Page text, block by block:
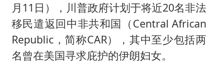
王艺迪无缘横滨赛决赛
泰国：高度重视中国游客旅游体验
上海大部迎大暴雨
《龙餐馆》 冲奖
月11日），川普政府计划于将近20名非法
移民遣返回中非共和国（Central African
Republic，简称CAR），其中至少包括两
名曾在美国寻求庇护的伊朗妇女。